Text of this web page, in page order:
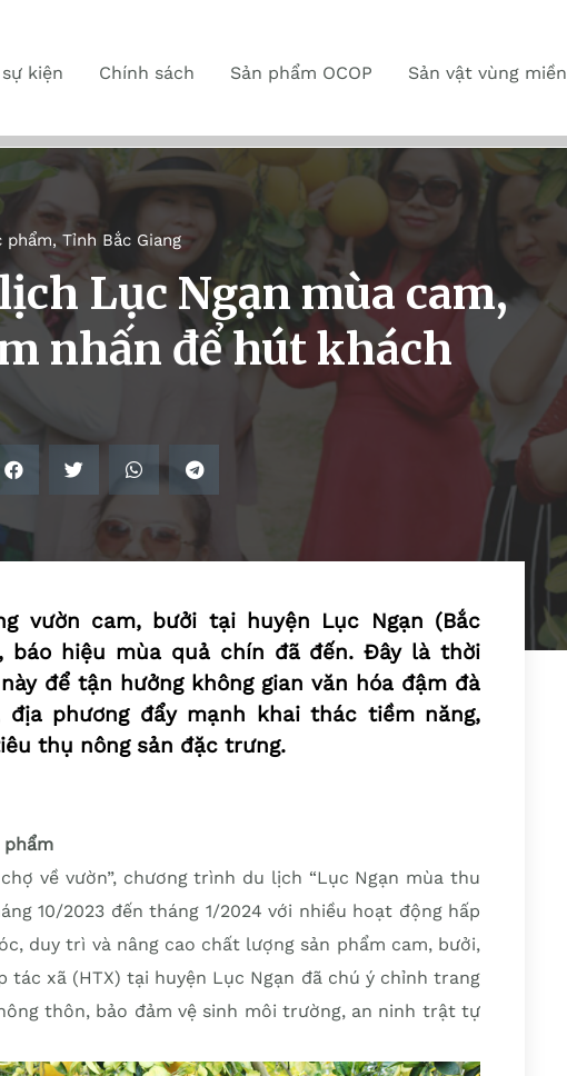
kiện Chính sách Sản phẩm OCOP Sản vật vùng miền
phẩm,Tỉnh Bắc Giang
Lục Ngạn mùa cam,
nhấn để hút khách
vườn cam, bưởi tại huyện Lục Ngạn (Bắc
báo hiệu mùa quả chín đã đến. Đây là thời
để tận hưởng không gian văn hóa đậm đà
phương đẩy mạnh khai thác tiềm năng,
thụ nông sản đặc trưng.
phẩm
về vườn”, chương trình du lịch “Lục Ngạn mùa thu
10/2023 đến tháng 1/2024 với nhiều hoạt động hấp
duy trì và nâng cao chất lượng sản phẩm cam, bưởi,
tác xã (HTX) tại huyện Lục Ngạn đã chú ý chỉnh trang
thôn, bảo đảm vệ sinh môi trường, an ninh trật tự